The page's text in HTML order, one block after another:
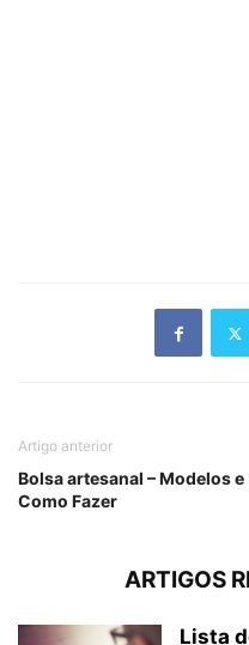
Artigo anterior
Bolsa artesanal – Modelos e
Como Fazer
ARTIGOS
Lista